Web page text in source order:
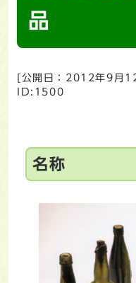
品
[公開日： 2012年9月
ID:1500
名称